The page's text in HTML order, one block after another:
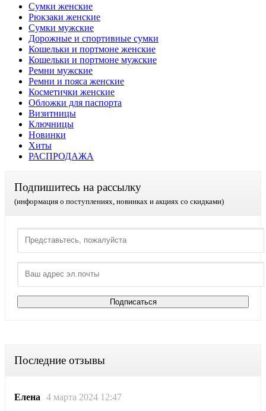
Сумки женские
Рюкзаки женские
Сумки мужские
Дорожные и спортивные сумки
Кошельки и портмоне женские
Кошельки и портмоне мужские
Ремни мужские
Ремни и пояса женские
Косметички женские
Обложки для паспорта
Визитницы
Ключницы
Новинки
Хиты
РАСПРОДАЖА
Подпишитесь на рассылку
(информация о поступлениях, новинках и акциях со скидками)
Последние отзывы
Елена 4 марта 2024 12:47